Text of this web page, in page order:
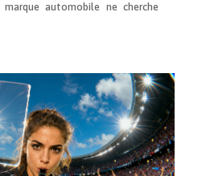
automobile ne cherche